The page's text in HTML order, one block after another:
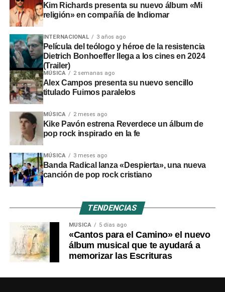
seguridad ante posibles inundaciones. Por ello, la
entidad fiscalizadora recomendó a las autoridades
proteger viviendas, familias y zonas de cultivo.
Kim Richards presenta su nuevo álbum «Mi
religión» en compañía de Indiomar
INTERNACIONAL 3 años ago
Película del teólogo y héroe de la resistencia
Dietrich Bonhoeffer llega a los cines en 2024
(Trailer)
MÚSICA 2 semanas ago
Alex Campos presenta su nuevo sencillo
titulado Fuimos paralelos
MÚSICA 2 meses ago
Kike Pavón estrena Reverdece un álbum de
pop rock inspirado en la fe
MÚSICA 3 meses ago
Banda Radical lanza «Despierta», una nueva
canción de pop rock cristiano
TENDENCIAS
MÚSICA 5 días ago
«Cantos para el Camino» el nuevo
álbum musical que te ayudará a
memorizar las Escrituras